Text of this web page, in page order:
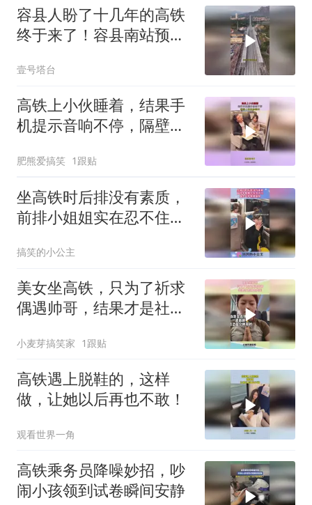
容县人盼了十几年的高铁
终于来了！容县南站预计
壹号塔台
高铁上小伙睡着，结果手
机提示音响不停，隔壁小
肥熊爱搞笑 1跟贴
坐高铁时后排没有素质，
前排小姐姐实在忍不住，
搞笑的小公主
美女坐高铁，只为了祈求
偶遇帅哥，结果才是社会
小麦芽搞笑家 1跟贴
高铁遇上脱鞋的，这样
做，让她以后再也不敢！
观看世界一角
高铁乘务员降噪妙招，吵
闹小孩领到试卷瞬间安静